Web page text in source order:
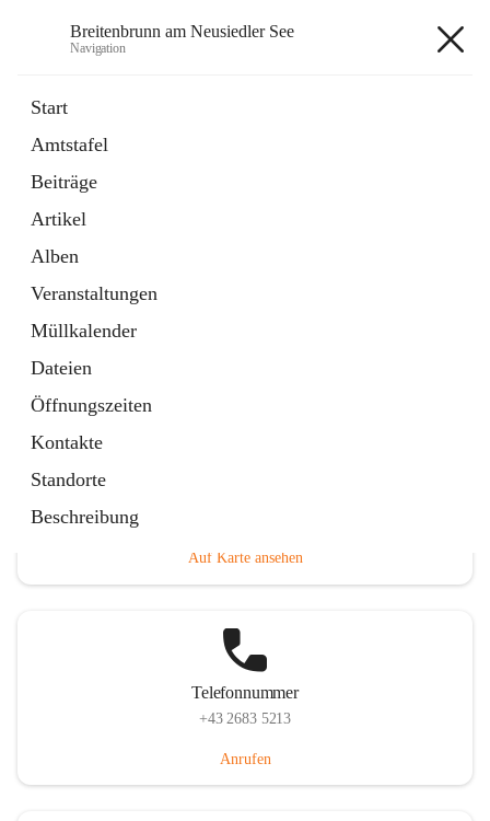
Breitenbrunn am Neusiedler See
Navigation
Start
Amtstafel
Beiträge
Artikel
Alben
Veranstaltungen
Müllkalender
Dateien
Öffnungszeiten
Kontakte
Standorte
Beschreibung
18 Schnellzugriffe
Gemeindeservice
Auf Karte ansehen
Telefonnummer
+43 2683 5213
Anrufen